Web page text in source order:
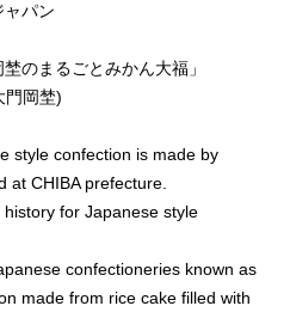
ャパン
のまるごとみかん大福」
門岡埜)
style confection is made by
at CHIBA prefecture.
for Japanese style
confectioneries known as
made from rice cake filled with